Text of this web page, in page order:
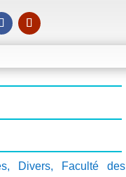
, Divers,
Faculté des